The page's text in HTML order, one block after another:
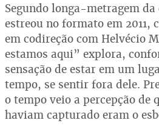
Segundo longa-metragem da
estreou no formato em 2011,
em codireção com Helvécio
estamos aqui” explora,
sensação de estar em um
tempo, se sentir fora dele.
o tempo veio a percepção de
haviam capturado eram o